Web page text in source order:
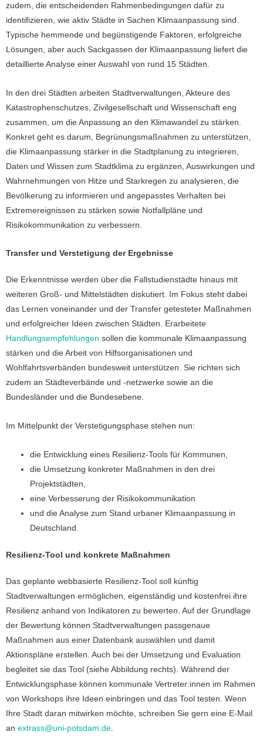
zudem, die entscheidenden Rahmenbedingungen dafür zu
identifizieren, wie aktiv Städte in Sachen Klimaanpassung sind.
Typische hemmende und begünstigende Faktoren, erfolgreiche
Lösungen, aber auch Sackgassen der Klimaanpassung liefert die
detaillierte Analyse einer Auswahl von rund 15 Städten.
In den drei Städten arbeiten Stadtverwaltungen, Akteure des
Katastrophenschutzes, Zivilgesellschaft und Wissenschaft eng
zusammen, um die Anpassung an den Klimawandel zu stärken.
Konkret geht es darum, Begrünungsmaßnahmen zu unterstützen,
die Klimaanpassung stärker in die Stadtplanung zu integrieren,
Daten und Wissen zum Stadtklima zu ergänzen, Auswirkungen und
Wahrnehmungen von Hitze und Starkregen zu analysieren, die
Bevölkerung zu informieren und angepasstes Verhalten bei
Extremereignissen zu stärken sowie Notfallpläne und
Risikokommunikation zu verbessern.
Transfer und Verstetigung der Ergebnisse
Die Erkenntnisse werden über die Fallstudienstädte hinaus mit
weiteren Groß- und Mittelstädten diskutiert. Im Fokus steht dabei
das Lernen voneinander und der Transfer getesteter Maßnahmen
und erfolgreicher Ideen zwischen Städten. Erarbeitete
Handlungsempfehlungen sollen die kommunale Klimaanpassung
stärken und die Arbeit von Hilfsorganisationen und
Wohlfahrtsverbänden bundesweit unterstützen. Sie richten sich
zudem an Städteverbände und -netzwerke sowie an die
Bundesländer und die Bundesebene.
Im Mittelpunkt der Verstetigungsphase stehen nun:
die Entwicklung eines Resilienz-Tools für Kommunen,
die Umsetzung konkreter Maßnahmen in den drei
Projektstädten,
eine Verbesserung der Risikokommunikation
und die Analyse zum Stand urbaner Klimaanpassung in
Deutschland.
Resilienz-Tool und konkrete Maßnahmen
Das geplante webbasierte Resilienz-Tool soll künftig
Stadtverwaltungen ermöglichen, eigenständig und kostenfrei ihre
Resilienz anhand von Indikatoren zu bewerten. Auf der Grundlage
der Bewertung können Stadtverwaltungen passgenaue
Maßnahmen aus einer Datenbank auswählen und damit
Aktionspläne erstellen. Auch bei der Umsetzung und Evaluation
begleitet sie das Tool (siehe Abbildung rechts). Während der
Entwicklungsphase können kommunale Vertreter:innen im Rahmen
von Workshops ihre Ideen einbringen und das Tool testen. Wenn
Ihre Stadt daran mitwirken möchte, schreiben Sie gern eine E-Mail
an extrass@uni-potsdam.de